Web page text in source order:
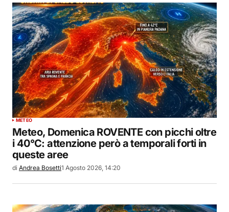
METEO
Meteo, Domenica ROVENTE con picchi oltre
i 40°C: attenzione però a temporali forti in
queste aree
di Andrea Bosetti1 Agosto 2026, 14:20